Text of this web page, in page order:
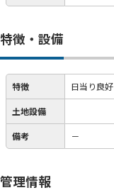
特徴・設備
特徴 日当り良好
土地設備
備考 －
管理情報